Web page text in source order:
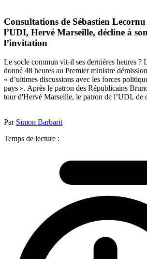
Consultations de Sébastien
l’UDI, Hervé Marseille, décline à
l’invitation
Le socle commun vit-il ses dernières heures ?
donné 48 heures au Premier ministre
« d’ultimes discussions avec les forces
pays ». Après le patron des Républicains
tour d'Hervé Marseille, le patron de l’UDI, de
Par Simon Barbarit
Temps de lecture :